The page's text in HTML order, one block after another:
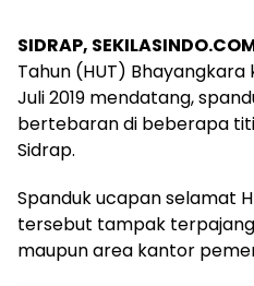
SIDRAP,
Tahun (HUT) Bhayangkara
Juli 2019 mendatang,
bertebaran di beberapa
Sidrap.
Spanduk ucapan selamat
tersebut tampak
maupun area kantor